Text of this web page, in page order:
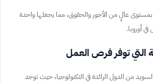
بمستوى عالٍ من الأجور والحقوق، مما يجعلها واحدة
أوروبا.
التي توفر فرص العمل
من الدول الرائدة في التكنولوجيا، حيث توجد